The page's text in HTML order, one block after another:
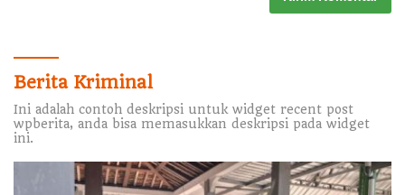
Berita Kriminal
Ini adalah contoh deskripsi untuk widget recent post
wpberita, anda bisa memasukkan deskripsi pada widget
ini.